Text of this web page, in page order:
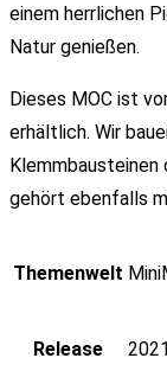
einem herrlichen
Natur genießen.
Dieses MOC ist
erhältlich. Wir
Klemmbausteinen
gehört ebenfalls
Themenwelt
Release 2021